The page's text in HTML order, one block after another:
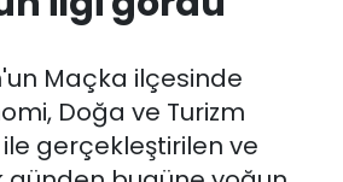
Maçka ilçesinde
Doğa ve Turizm
ile gerçekleştirilen ve